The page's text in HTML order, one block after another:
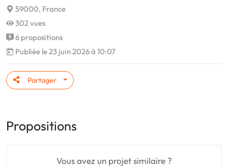
59000, France
302 vues
6 propositions
Publiée le 23 juin 2026 à 10:07
Partager
Propositions
Vous avez un projet similaire ?